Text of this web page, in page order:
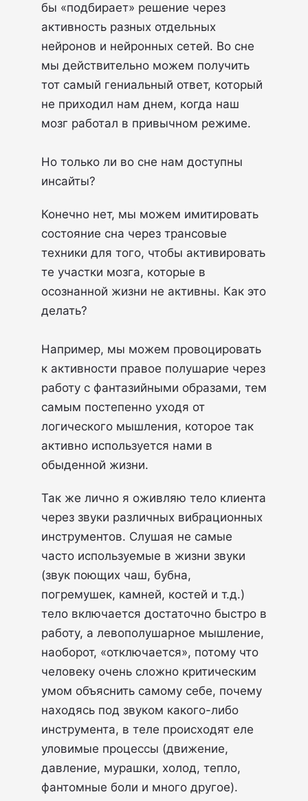
бы «подбирает» решение через
активность разных отдельных
нейронов и нейронных сетей. Во сне
мы действительно можем получить
тот самый гениальный ответ, который
не приходил нам днем, когда наш
мозг работал в привычном режиме.
Но только ли во сне нам доступны
инсайты?
Конечно нет, мы можем имитировать
состояние сна через трансовые
техники для того, чтобы активировать
те участки мозга, которые в
осознанной жизни не активны. Как это
делать?
Например, мы можем провоцировать
к активности правое полушарие через
работу с фантазийными образами, тем
самым постепенно уходя от
логического мышления, которое так
активно используется нами в
обыденной жизни.
Так же лично я оживляю тело клиента
через звуки различных вибрационных
инструментов. Слушая не самые
часто используемые в жизни звуки
(звук поющих чаш, бубна,
погремушек, камней, костей и т.д.)
тело включается достаточно быстро в
работу, а левополушарное мышление,
наоборот, «отключается», потому что
человеку очень сложно критическим
умом объяснить самому себе, почему
находясь под звуком какого-либо
инструмента, в теле происходят еле
уловимые процессы (движение,
давление, мурашки, холод, тепло,
фантомные боли и много другое).